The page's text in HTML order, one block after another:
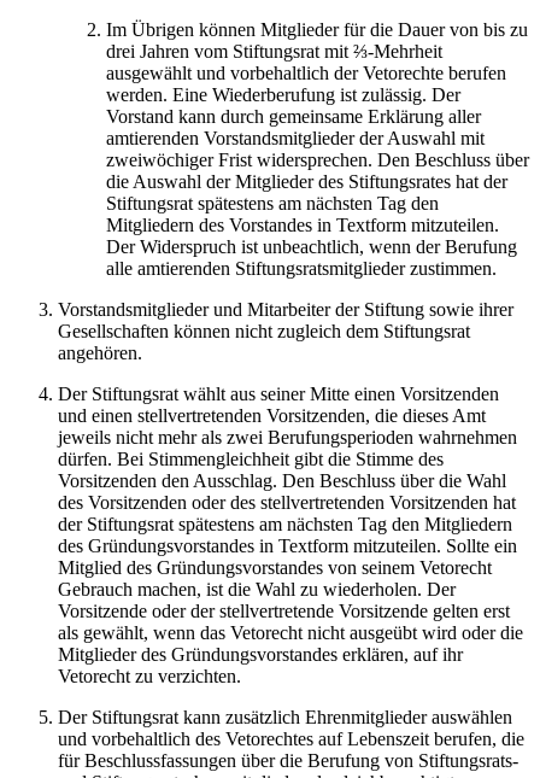
Im Übrigen können Mitglieder für die Dauer von bis zu
drei Jahren vom Stiftungsrat mit ⅔-Mehrheit
ausgewählt und vorbehaltlich der Vetorechte berufen
werden. Eine Wiederberufung ist zulässig. Der
Vorstand kann durch gemeinsame Erklärung aller
amtierenden Vorstandsmitglieder der Auswahl mit
zweiwöchiger Frist widersprechen. Den Beschluss über
die Auswahl der Mitglieder des Stiftungsrates hat der
Stiftungsrat spätestens am nächsten Tag den
Mitgliedern des Vorstandes in Textform mitzuteilen.
Der Widerspruch ist unbeachtlich, wenn der Berufung
alle amtierenden Stiftungsratsmitglieder zustimmen.
Vorstandsmitglieder und Mitarbeiter der Stiftung sowie ihrer
Gesellschaften können nicht zugleich dem Stiftungsrat
angehören.
Der Stiftungsrat wählt aus seiner Mitte einen Vorsitzenden
und einen stellvertretenden Vorsitzenden, die dieses Amt
jeweils nicht mehr als zwei Berufungsperioden wahrnehmen
dürfen. Bei Stimmengleichheit gibt die Stimme des
Vorsitzenden den Ausschlag. Den Beschluss über die Wahl
des Vorsitzenden oder des stellvertretenden Vorsitzenden hat
der Stiftungsrat spätestens am nächsten Tag den Mitgliedern
des Gründungsvorstandes in Textform mitzuteilen. Sollte ein
Mitglied des Gründungsvorstandes von seinem Vetorecht
Gebrauch machen, ist die Wahl zu wiederholen. Der
Vorsitzende oder der stellvertretende Vorsitzende gelten erst
als gewählt, wenn das Vetorecht nicht ausgeübt wird oder die
Mitglieder des Gründungsvorstandes erklären, auf ihr
Vetorecht zu verzichten.
Der Stiftungsrat kann zusätzlich Ehrenmitglieder auswählen
und vorbehaltlich des Vetorechtes auf Lebenszeit berufen, die
für Beschlussfassungen über die Berufung von Stiftungsrats-